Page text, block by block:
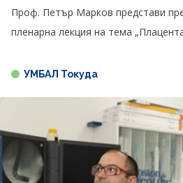
Проф. Петър Марков представи
пленарна лекция на тема
УМБАЛ Токуда